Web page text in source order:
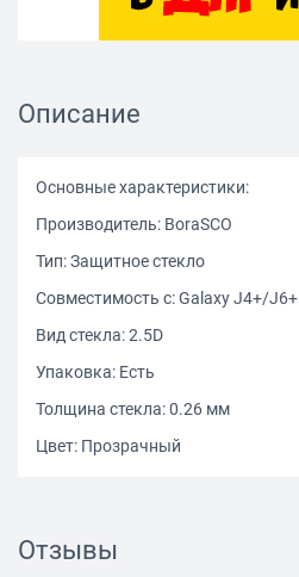
Описание
Основные характеристики:
Производитель: BoraSCO
Тип: Защитное стекло
Совместимость с: Galaxy J4+/J6+
Вид стекла: 2.5D
Упаковка: Есть
Толщина стекла: 0.26 мм
Цвет: Прозрачный
Отзывы